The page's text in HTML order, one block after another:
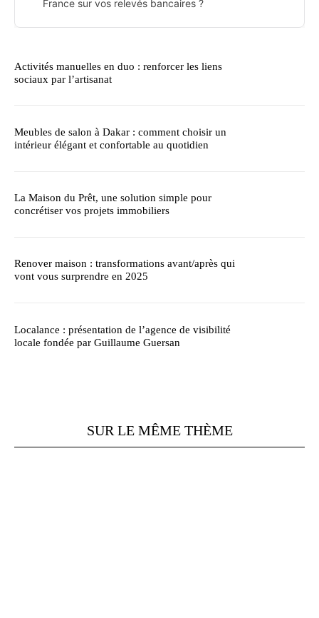
France sur vos relevés bancaires ?
Activités manuelles en duo : renforcer les liens
sociaux par l’artisanat
Meubles de salon à Dakar : comment choisir un
intérieur élégant et confortable au quotidien
La Maison du Prêt, une solution simple pour
concrétiser vos projets immobiliers
Renover maison : transformations avant/après qui
vont vous surprendre en 2025
Localance : présentation de l’agence de visibilité
locale fondée par Guillaume Guersan
SUR LE MÊME THÈME